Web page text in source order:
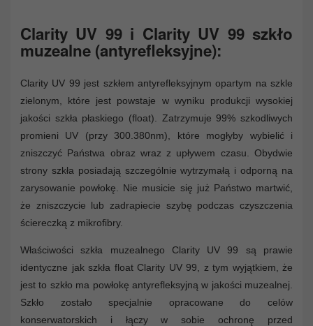
Clarity UV 99 i Clarity UV 99 szkło
muzealne (antyrefleksyjne):
Clarity UV 99 jest szkłem antyrefleksyjnym opartym na szkle
zielonym, które jest powstaje w wyniku produkcji wysokiej
jakości szkła płaskiego (float). Zatrzymuje 99% szkodliwych
promieni UV (przy 300.380nm), które mogłyby wybielić i
zniszczyć Państwa obraz wraz z upływem czasu. Obydwie
strony szkła posiadają szczególnie wytrzymałą i odporną na
zarysowanie powłokę. Nie musicie się już Państwo martwić,
że zniszczycie lub zadrapiecie szybę podczas czyszczenia
ściereczką z mikrofibry.
Właściwości szkła muzealnego Clarity UV 99 są prawie
identyczne jak szkła float Clarity UV 99, z tym wyjątkiem, że
jest to szkło ma powłokę antyrefleksyjną w jakości muzealnej.
Szkło zostało specjalnie opracowane do celów
konserwatorskich i łączy w sobie ochronę przed